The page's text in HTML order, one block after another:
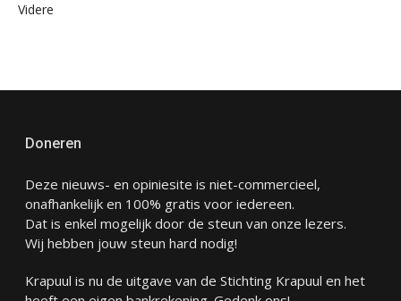
Videre
Doneren
Deze nieuws- en opiniesite is niet-commercieel,
onafhankelijk en 100% gratis voor iedereen.
Dat is enkel mogelijk door de steun van onze lezers.
Wij hebben jouw steun hard nodig!
Krapuul is nu de uitgave van de Stichting Krapuul en het